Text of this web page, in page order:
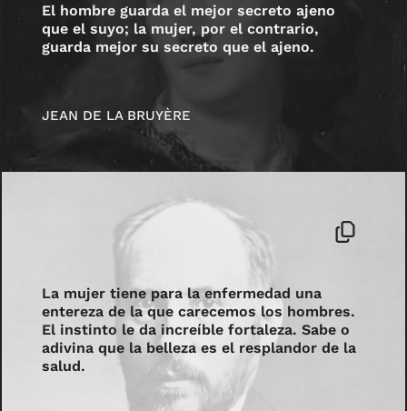
El hombre guarda el mejor secreto ajeno
que el suyo; la mujer, por el contrario,
guarda mejor su secreto que el ajeno.
JEAN DE LA BRUYÈRE
La mujer tiene para la enfermedad una
entereza de la que carecemos los hombres.
El instinto le da increíble fortaleza. Sabe o
adivina que la belleza es el resplandor de la
salud.